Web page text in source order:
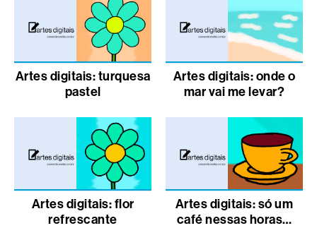
Artes digitais: turquesa
pastel
Artes digitais: onde o
mar vai me levar?
Artes digitais: flor
refrescante
Artes digitais: só um
café nessas horas…